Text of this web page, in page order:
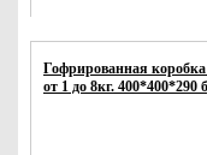
Гофрированная
от 1 до 8кг. 400*400*290